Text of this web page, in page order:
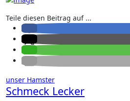
Teile diesen Beitrag auf ...
unser Hamster
Schmeck Lecker